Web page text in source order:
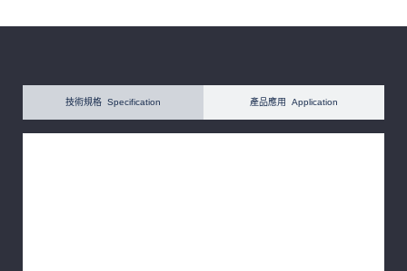
技術規格 Specification 產品應用 Application